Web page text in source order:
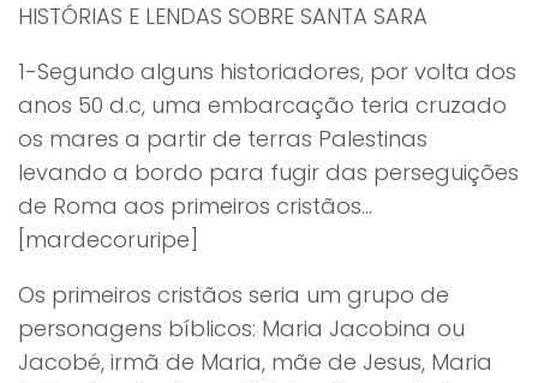
HISTÓRIAS E LENDAS SOBRE SANTA SARA
1-Segundo alguns historiadores, por volta dos
anos 50 d.c, uma embarcação teria cruzado
os mares a partir de terras Palestinas
levando a bordo para fugir das perseguições
de Roma aos primeiros cristãos...
[mardecoruripe]
Os primeiros cristãos seria um grupo de
personagens bíblicos: Maria Jacobina ou
Jacobé, irmã de Maria, mãe de Jesus, Maria